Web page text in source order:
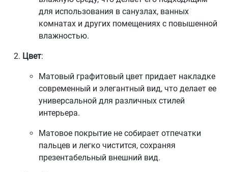
для использования в санузлах, ванных
комнатах и других помещениях с повышенной
влажностью.
Цвет:
Матовый графитовый цвет придает накладке
современный и элегантный вид, что делает ее
универсальной для различных стилей
интерьера.
Матовое покрытие не собирает отпечатки
пальцев и легко чистится, сохраняя
презентабельный внешний вид.